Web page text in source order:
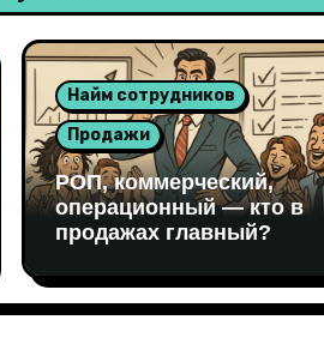
Найм сотрудников
Продажи
РОП, коммерческий,
операционный — кто в
продажах главный?